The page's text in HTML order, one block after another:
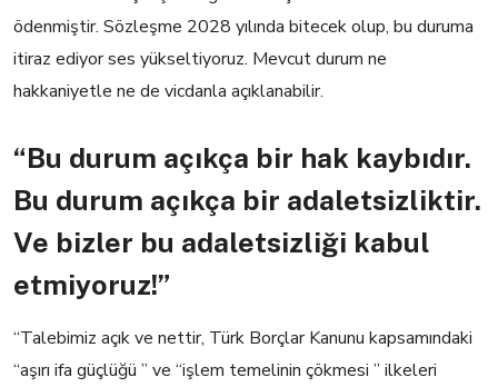
ödenmiştir. Sözleşme 2028 yılında bitecek olup, bu duruma
itiraz ediyorses yükseltiyoruz. Mevcut durum ne
hakkaniyetle ne de vicdanla açıklanabilir.
“Bu durum açıkça bir hak kaybıdır.
Bu durum açıkça bir adaletsizliktir.
Ve bizler bu adaletsizliği kabul
etmiyoruz!”
“Talebimiz açık ve nettir, Türk Borçlar Kanunu kapsamındaki
“aşırı ifa güçlüğü ” ve “işlem temelinin çökmesi ” ilkeleri